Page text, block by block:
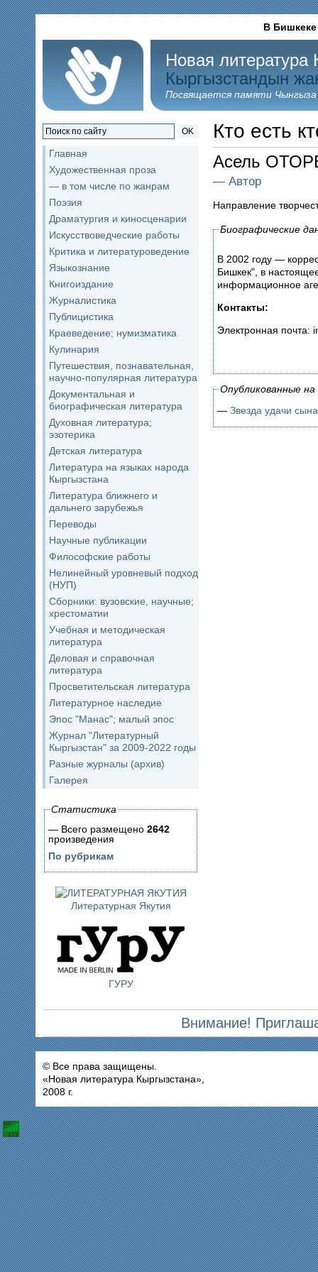
В Бишкеке
Новая литература
Кыргызстандын
Посвящается памяти
OK
Главная
Художественная проза
— в том числе по жанрам
Поэзия
Драматургия и киносценарии
Искусствоведческие работы
Критика и литературоведение
Языкознание
Книгоиздание
Журналистика
Публицистика
Краеведение; нумизматика
Кулинария
Путешествия, познавательная,
научно-популярная литература
Документальная и
биографическая литература
Духовная литература;
эзотерика
Детская литература
Литература на языках народа
Кыргызстана
Литература ближнего и
дальнего зарубежья
Переводы
Научные публикации
Философские работы
Нелинейный уровневый подход
(НУП)
Сборники: вузовские, научные;
хрестоматии
Учебная и методическая
литература
Деловая и справочная
литература
Просветительская литература
Литературное наследие
Эпос "Манас"; малый эпос
Журнал "Литературный
Кыргызстан" за 2009-2022 годы
Разные журналы (архив)
Галерея
Статистика
— Всего размещено 2642
произведения
По рубрикам
Литературная Якутия
ГУРУ
Кто есть
Асель
— Автор
Направление
Биографические
В 2002 году —
Бишкек", в
информационное
Контакты:
Электронная почта:
Опубликованные
— Звезда удачи
Внимание!
© Все права защищены.
«Новая литература Кыргызстана»,
2008 г.